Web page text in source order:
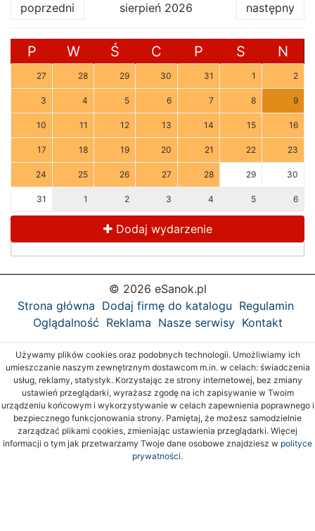
poprzedni sierpień 2026 następny
P W Ś C P S N
27 28 29 30 31 1 2
3 4 5 6 7 8 9
10 11 12 13 14 15 16
17 18 19 20 21 22 23
24 25 26 27 28 29 30
31 1 2 3 4 5 6
Dodaj wydarzenie
© 2026 eSanok.pl
Strona główna Dodaj firmę do katalogu Regulamin
Oglądalność Reklama Nasze serwisy Kontakt
Używamy plików cookies oraz podobnych technologii. Umożliwiamy ich
umieszczanie naszym zewnętrznym dostawcom m.in. w celach: świadczenia
usług, reklamy, statystyk. Korzystając ze strony internetowej, bez zmiany
ustawień przeglądarki, wyrażasz zgodę na ich zapisywanie w Twoim
urządzeniu końcowym i wykorzystywanie w celach zapewnienia poprawnego i
bezpiecznego funkcjonowania strony. Pamiętaj, że możesz samodzielnie
zarządzać plikami cookies, zmieniając ustawienia przeglądarki. Więcej
informacji o tym jak przetwarzamy Twoje dane osobowe znajdziesz w polityce
prywatności.